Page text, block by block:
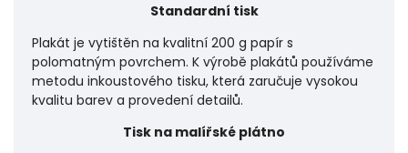
Standardní tisk
Plakát je vytištěn na kvalitní 200 g papír s
polomatným povrchem. K výrobě plakátů používáme
metodu inkoustového tisku, která zaručuje vysokou
kvalitu barev a provedení detailů.
Tisk na malířské plátno